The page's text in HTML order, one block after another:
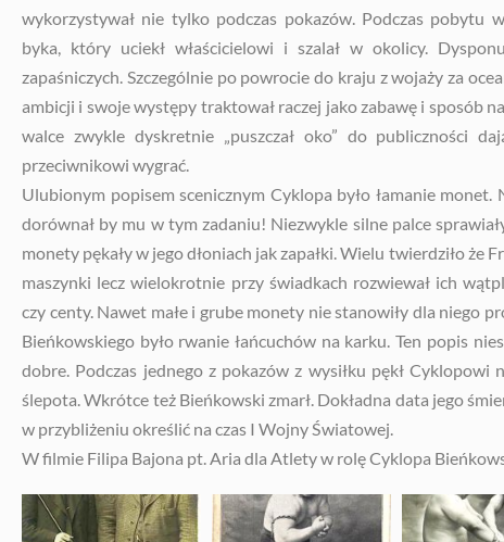
wykorzystywał nie tylko podczas pokazów. Podczas pobytu
byka, który uciekł właścicielowi i szalał w okolicy.
zapaśniczych. Szczególnie po powrocie do kraju z wojaży za
ambicji i swoje występy traktował raczej jako zabawę i sposób
walce zwykle dyskretnie „puszczał oko” do publiczności
przeciwnikowi wygrać.
Ulubionym popisem scenicznym Cyklopa było łamanie monet.
dorównał by mu w tym zadaniu! Niezwykle silne palce
monety pękały w jego dłoniach jak zapałki. Wielu twierdziło że
maszynki lecz wielokrotnie przy świadkach rozwiewał ich
czy centy. Nawet małe i grube monety nie stanowiły dla niego
Bieńkowskiego było rwanie łańcuchów na karku. Ten popis
dobre. Podczas jednego z pokazów z wysiłku pękł Cyklopowi
ślepota. Wkrótce też Bieńkowski zmarł. Dokładna data jego
w przybliżeniu określić na czas I Wojny Światowej.
W filmie Filipa Bajona pt. Aria dla Atlety w rolę Cyklopa